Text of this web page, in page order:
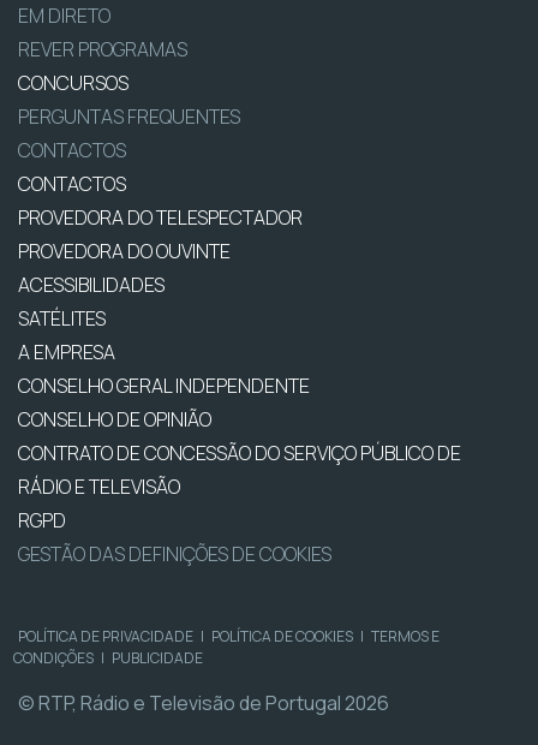
EM DIRETO
REVER PROGRAMAS
CONCURSOS
PERGUNTAS FREQUENTES
CONTACTOS
CONTACTOS
PROVEDORA DO TELESPECTADOR
PROVEDORA DO OUVINTE
ACESSIBILIDADES
SATÉLITES
A EMPRESA
CONSELHO GERAL INDEPENDENTE
CONSELHO DE OPINIÃO
CONTRATO DE CONCESSÃO DO SERVIÇO PÚBLICO DE
RÁDIO E TELEVISÃO
RGPD
GESTÃO DAS DEFINIÇÕES DE COOKIES
POLÍTICA DE PRIVACIDADE | POLÍTICA DE COOKIES | TERMOS E
CONDIÇÕES | PUBLICIDADE
© RTP, Rádio e Televisão de Portugal 2026